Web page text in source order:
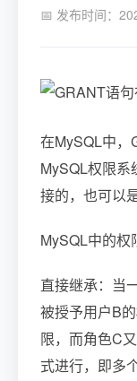
📅 发布时间：
在MySQL中，
MySQL权限
接的，也可以
MySQL中的权
直接继承：当
被授予用户B
限，而角色C
式进行，即多